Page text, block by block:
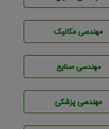
مهندسی مکانیک
مهندسی صنايع
مهندسی پزشکی